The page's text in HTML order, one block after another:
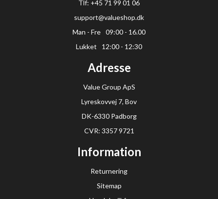
Tlf: +45 71 99 01 06
support@valueshop.dk
Man - Fre 09:00 - 16.00
Lukket
12:00 - 12:30
Adresse
Value Group ApS
Lyreskovvej 7, Bov
DK-6330 Padborg
CVR: 3357 9721
Information
Returnering
Sitemap